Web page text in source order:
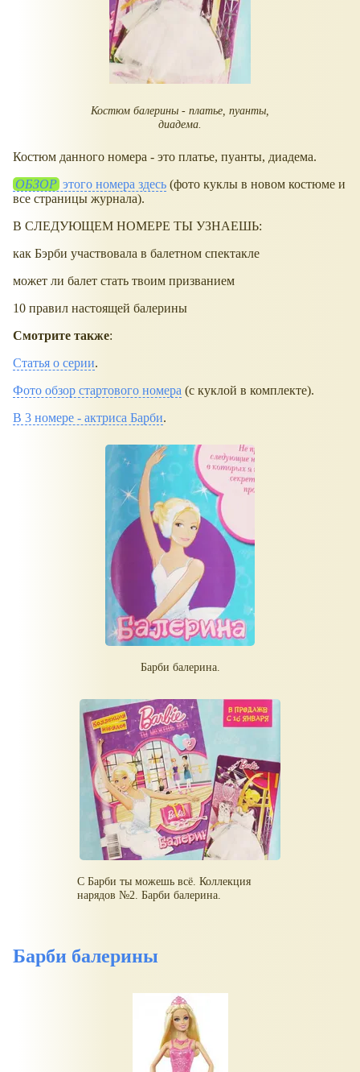
Костюм балерины - платье, пуанты,
диадема.
Костюм данного номера - это платье, пуанты, диадема.
ОБЗОР этого номера здесь (фото куклы в новом костюме и
все страницы журнала).
В СЛЕДУЮЩЕМ НОМЕРЕ ТЫ УЗНАЕШЬ:
как Бэрби участвовала в балетном спектакле
может ли балет стать твоим призванием
10 правил настоящей балерины
Смотрите также:
Статья о серии.
Фото обзор стартового номера (с куклой в комплекте).
В 3 номере - актриса Барби.
Барби балерина.
С Барби ты можешь всё. Коллекция
нарядов №2. Барби балерина.
Барби балерины